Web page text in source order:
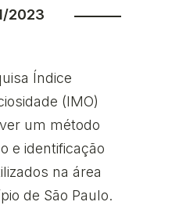
2023
Índice
(IMO)
um método
e identificação
na área
de São Paulo.